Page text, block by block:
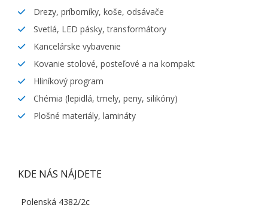
Drezy, príborníky, koše, odsávače
Svetlá, LED pásky, transformátory
Kancelárske vybavenie
Kovanie stolové, posteľové a na kompakt
Hliníkový program
Chémia (lepidlá, tmely, peny, silikóny)
Plošné materiály, lamináty
KDE NÁS NÁJDETE
Polenská 4382/2c